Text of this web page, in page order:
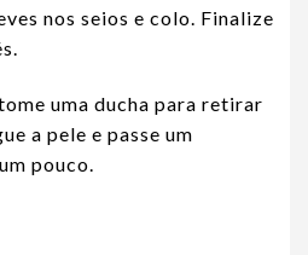
nos seios e colo. Finalize
uma ducha para retirar
a pele e passe um
pouco.